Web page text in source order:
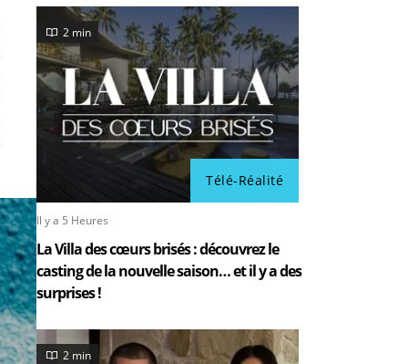
Télé-Réalité
2 min
Il y a 5 Heures
La Villa des cœurs brisés : découvrez le
casting de la nouvelle saison… et il y a des
surprises !
2 min